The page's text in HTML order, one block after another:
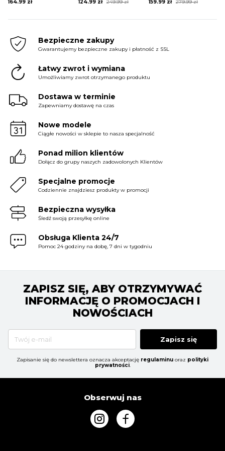
164.99 zł 249.99zł
124.99 zł 279.99zł
159.99 zł
Bezpieczne zakupy
Gwarantujemy bezpieczne zakupy i płatność z SSL
Łatwy zwrot i wymiana
Umożliwiamy zwrot otrzymanego produktu
Dostawa w terminie
Zapewniamy dostawę na czas
Nowe modele
Ciągłe nowości w sklepie to nasza specjalność
Ponad milion klientów
Dołącz do grupy naszych zadowolonych Klientów
Specjalne promocje
Codziennie znajdziesz produkty w promocji
Bezpieczna wysyłka
Śledź swoją przesyłkę online
Obsługa Klienta 24/7
Pomoc 24 godziny na dobę, 7 dni w tygodniu
ZAPISZ SIĘ, ABY OTRZYMYWAĆ
INFORMACJĘ O PROMOCJACH I
NOWOŚCIACH
Zapisz się
Zapisanie się do newslettera oznacza akceptację regulaminu oraz polityki
prywatności.
Obserwuj nas